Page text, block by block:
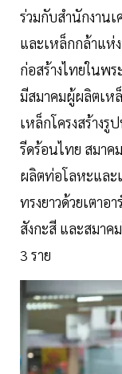
ร่วมกับสำนักงาน
และเหล็กกล้าแห่
ก่อสร้างไทยในพ
มีสมาคมผู้ผลิตเห
เหล็กโครงสร้าง
รีดร้อนไทย สมา
ผลิตท่อโลหะแล
ทรงยาวด้วยเตา
สังกะสี และสมาค
3 ราย